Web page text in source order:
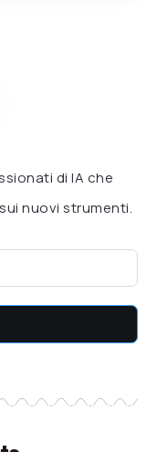
di IA che
nuovi strumenti.